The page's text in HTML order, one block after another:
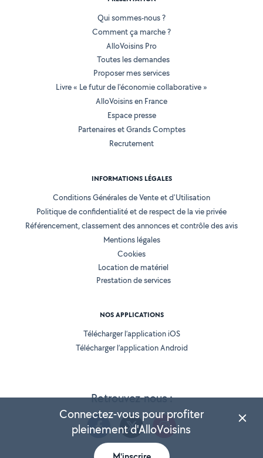
Retrouvez-nous :
Qui sommes-nous ?
Comment ça marche ?
AlloVoisins Pro
Toutes les demandes
Proposer mes services
Livre « Le futur de l'économie collaborative »
AlloVoisins en France
Espace presse
Partenaires et Grands Comptes
Recrutement
INFORMATIONS LÉGALES
Conditions Générales de Vente et d'Utilisation
Politique de confidentialité et de respect de la vie privée
Référencement, classement des annonces et contrôle des avis
Mentions légales
Cookies
Location de matériel
Prestation de services
NOS APPLICATIONS
Télécharger l’application iOS
Télécharger l’application Android
Connectez-vous pour profiter
pleinement d'AlloVoisins